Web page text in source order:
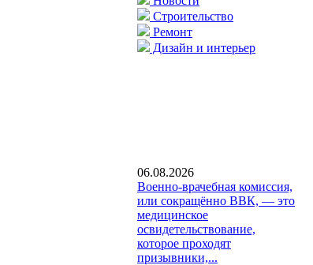
Строительство
Ремонт
Дизайн и интерьер
06.08.2026
Военно-врачебная комиссия,
или сокращённо ВВК, — это
медицинское
освидетельствование,
которое проходят
призывники,...